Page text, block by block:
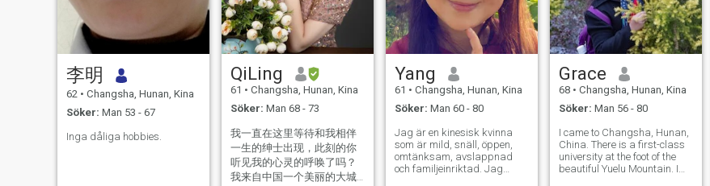
李明
62 • Changsha, Hunan, Kina
Söker: Man 53 - 67
Inga dåliga hobbies.
QiLing
61 • Changsha, Hunan, Kina
Söker: Man 68 - 73
我一直在这里等待和我相伴
一生的绅士出现，此刻的你
听见我的心灵的呼唤了吗？
我来自中国一个美丽的大城
Yang
61 • Changsha, Hunan, Kina
Söker: Man 60 - 80
Jag är en kinesisk kvinna
som är mild, snäll, öppen,
omtänksam, avslappnad
och familjeinriktad. Jag
Grace
68 • Changsha, Hunan, Kina
Söker: Man 56 - 80
I came to Changsha, Hunan,
China. There is a first-class
university at the foot of the
beautiful Yuelu Mountain. I